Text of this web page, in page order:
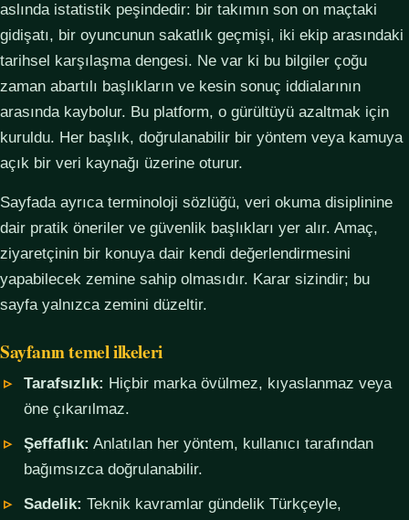
aslında istatistik peşindedir: bir takımın son on maçtaki
gidişatı, bir oyuncunun sakatlık geçmişi, iki ekip arasındaki
tarihsel karşılaşma dengesi. Ne var ki bu bilgiler çoğu
zaman abartılı başlıkların ve kesin sonuç iddialarının
arasında kaybolur. Bu platform, o gürültüyü azaltmak için
kuruldu. Her başlık, doğrulanabilir bir yöntem veya kamuya
açık bir veri kaynağı üzerine oturur.
Sayfada ayrıca terminoloji sözlüğü, veri okuma disiplinine
dair pratik öneriler ve güvenlik başlıkları yer alır. Amaç,
ziyaretçinin bir konuya dair kendi değerlendirmesini
yapabilecek zemine sahip olmasıdır. Karar sizindir; bu
sayfa yalnızca zemini düzeltir.
Sayfanın temel ilkeleri
Tarafsızlık: Hiçbir marka övülmez, kıyaslanmaz veya
öne çıkarılmaz.
Şeffaflık: Anlatılan her yöntem, kullanıcı tarafından
bağımsızca doğrulanabilir.
Sadelik: Teknik kavramlar gündelik Türkçeyle,